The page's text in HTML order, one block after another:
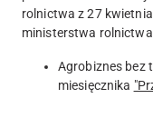
rolnictwa z 27
ministerstwa
Agrobiznes bez
miesięcznika